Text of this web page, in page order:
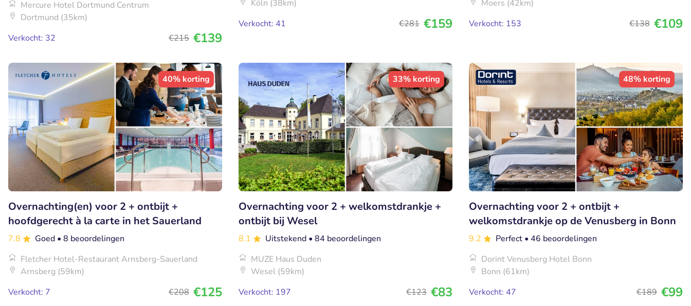
Mercure Hotel Dortmund Centrum
Dortmund (35km)
Verkocht: 32
€215 €139
Köln (38km)
Verkocht: 41
€281 €159
Moers (42km)
Verkocht: 153
€138 €109
40% korting
Overnachting(en) voor 2 + ontbijt +
hoofdgerecht à la carte in het Sauerland
7.8 Goed • 8 beoordelingen
Fletcher Hotel-Restaurant Arnsberg-Sauerland
Arnsberg (59km)
Verkocht: 7
€208 €125
33% korting
Overnachting voor 2 + welkomstdrankje +
ontbijt bij Wesel
8.1 Uitstekend • 84 beoordelingen
MUZE Haus Duden
Wesel (59km)
Verkocht: 197
€123 €83
48% korting
Overnachting voor 2 + ontbijt +
welkomstdrankje op de Venusberg in Bonn
9.2 Perfect • 46 beoordelingen
Dorint Venusberg Hotel Bonn
Bonn (61km)
Verkocht: 47
€189 €99